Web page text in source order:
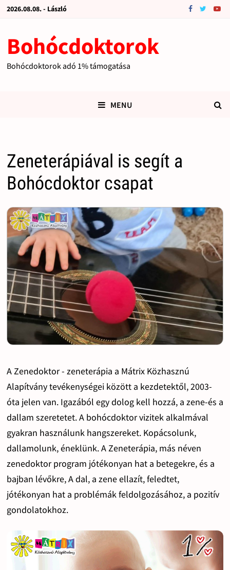
2026.08.08. - László
Bohócdoktorok
Bohócdoktorok adó 1% támogatása
MENU
Zeneterápiával is segít a
Bohócdoktor csapat
A Zenedoktor - zeneterápia a Mátrix Közhasznú
Alapítvány tevékenységei között a kezdetektől, 2003-
óta jelen van. Igazából egy dolog kell hozzá, a zene-és a
dallam szeretetet. A bohócdoktor vizitek alkalmával
gyakran használunk hangszereket. Kopácsolunk,
dallamolunk, éneklünk. A Zeneterápia, más néven
zenedoktor program jótékonyan hat a betegekre, és a
bajban lévőkre, A dal, a zene ellazít, feledtet,
jótékonyan hat a problémák feldolgozásához, a pozitív
gondolatokhoz.